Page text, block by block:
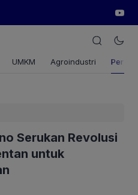
UMKM Agroindustri
Serukan Revolusi
untuk